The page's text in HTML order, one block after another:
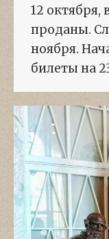
12
проданы.
ноября.
билеты на